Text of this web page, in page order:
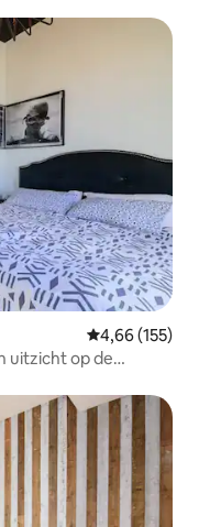
Gemiddelde
4,66 (155)
uitzicht op de